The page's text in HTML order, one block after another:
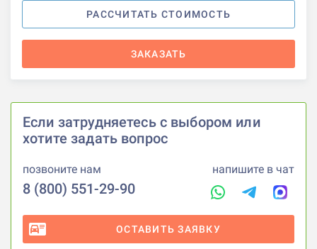
РАССЧИТАТЬ СТОИМОСТЬ
ЗАКАЗАТЬ
Если затрудняетесь с выбором или
хотите задать вопрос
позвоните нам
8 (800) 551-29-90
напишите в чат
ОСТАВИТЬ ЗАЯВКУ